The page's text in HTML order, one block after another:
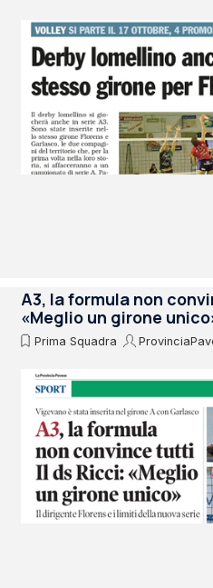
A3, la formula non
«Meglio un girone
Prima Squadra